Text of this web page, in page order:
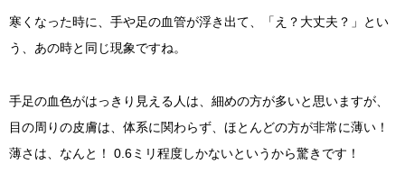
寒くなった時に、手や足の血管が浮き出て、「え？大丈夫？」とい
う、あの時と同じ現象ですね。
手足の血色がはっきり見える人は、細めの方が多いと思いますが、
目の周りの皮膚は、体系に関わらず、ほとんどの方が非常に薄い！
薄さは、なんと！ 0.6ミリ程度しかないというから驚きです！